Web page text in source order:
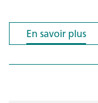
En savoir plus
En savoir plus